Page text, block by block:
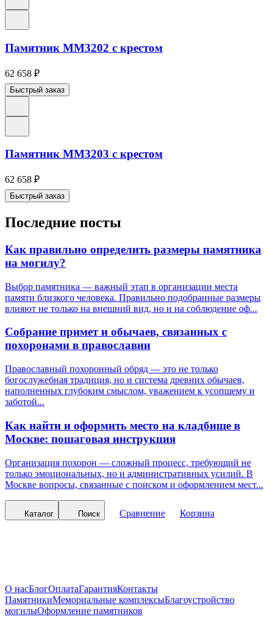
Памятник ММ3202 с крестом
62 658 ₽
Быстрый заказ
Памятник ММ3203 с крестом
62 658 ₽
Быстрый заказ
Последние посты
Как правильно определить размеры памятника
на могилу?
Выбор памятника — важный этап в организации места
памяти близкого человека. Правильно подобранные размеры
влияют не только на внешний вид, но и на соблюдение оф...
Собрание примет и обычаев, связанных с
похоронами в православии
Православный похоронный обряд — это не только
богослужебная традиция, но и система древних обычаев,
наполненных глубоким смыслом, уважением к усопшему и
заботой...
Как найти и оформить место на кладбище в
Москве: пошаговая инструкция
Организация похорон — сложный процесс, требующий не
только эмоциональных, но и административных усилий. В
Москве вопросы, связанные с поиском и оформлением мест...
Каталог Поиск Сравнение Корзина
О насБлогОплатаГарантияКонтакты
ПамятникиМемориальные комплексыБлагоустройство
могилыОформление памятников